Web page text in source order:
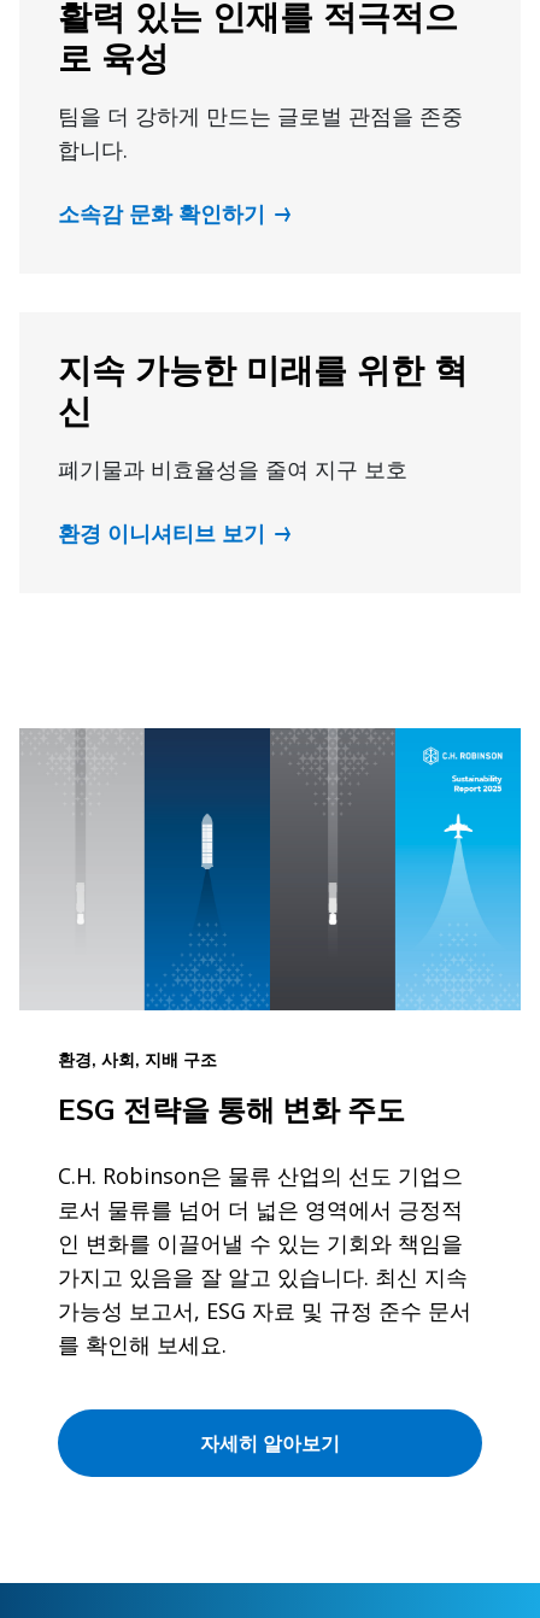
활력 있는 인재를 적극적으
로 육성
팀을 더 강하게 만드는 글로벌 관점을 존중
합니다.
소속감 문화 확인하기
지속 가능한 미래를 위한 혁
신
폐기물과 비효율성을 줄여 지구 보호
환경 이니셔티브 보기
환경, 사회, 지배 구조
ESG 전략을 통해 변화 주도
C.H. Robinson은 물류 산업의 선도 기업으
로서 물류를 넘어 더 넓은 영역에서 긍정적
인 변화를 이끌어낼 수 있는 기회와 책임을
가지고 있음을 잘 알고 있습니다. 최신 지속
가능성 보고서, ESG 자료 및 규정 준수 문서
를 확인해 보세요.
자세히 알아보기